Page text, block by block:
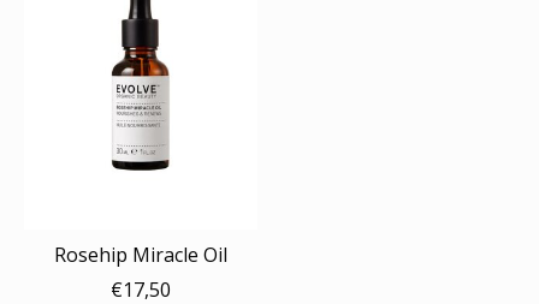
Rosehip Miracle Oil
€17,50